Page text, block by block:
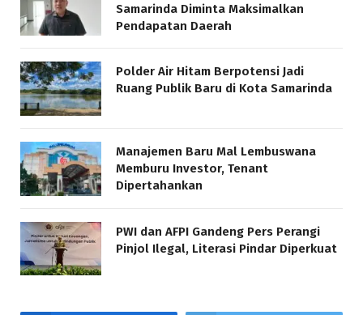
Samarinda Diminta Maksimalkan
Pendapatan Daerah
Polder Air Hitam Berpotensi Jadi
Ruang Publik Baru di Kota Samarinda
Manajemen Baru Mal Lembuswana
Memburu Investor, Tenant
Dipertahankan
PWI dan AFPI Gandeng Pers Perangi
Pinjol Ilegal, Literasi Pindar Diperkuat